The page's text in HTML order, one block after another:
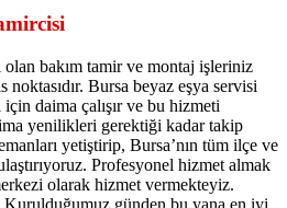
olan bakım tamir ve montaj işleriniz
noktasıdır. Bursa beyaz eşya servisi
daima çalışır ve bu hizmeti
yenilikleri gerektiği kadar takip
yetiştirip, Bursa’nın tüm ilçe ve
Profesyonel hizmet almak
olarak hizmet vermekteyiz.
Kurulduğumuz günden bu yana en iyi